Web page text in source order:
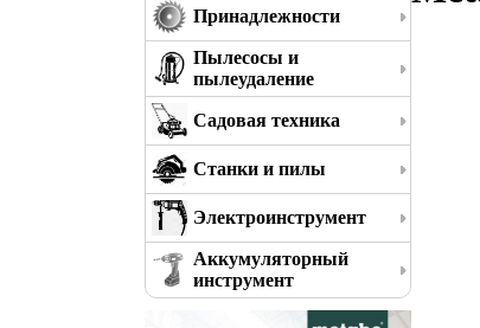
Принадлежности
Пылесосы и
пылеудаление
Садовая техника
Станки и пилы
Электроинструмент
Аккумуляторный
инструмент